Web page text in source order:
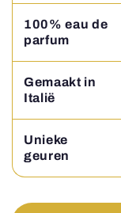
100% eau de
parfum
Gemaakt in
Italië
Unieke
geuren